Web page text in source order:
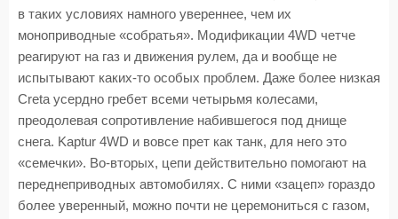
в таких условиях намного увереннее, чем их
моноприводные «собратья». Модификации 4WD четче
реагируют на газ и движения рулем, да и вообще не
испытывают каких-то особых проблем. Даже более низкая
Creta усердно гребет всеми четырьмя колесами,
преодолевая сопротивление набившегося под днище
снега. Kaptur 4WD и вовсе прет как танк, для него это
«семечки». Во-вторых, цепи действительно помогают на
переднеприводных автомобилях. С ними «зацеп» гораздо
более уверенный, можно почти не церемониться с газом,